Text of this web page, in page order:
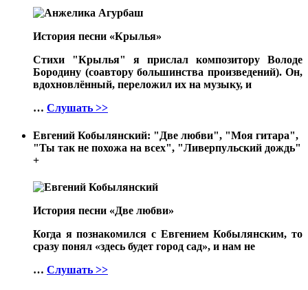
История песни «Крылья»
Стихи "Крылья" я прислал композитору Володе
Бородину (соавтору большинства произведений). Он,
вдохновлённый, переложил их на музыку, и
… Слушать >>
Евгений Кобылянский: "Две любви", "Моя гитара",
"Ты так не похожа на всех", "Ливерпульский дождь"
+
История песни «Две любви»
Когда я познакомился с Евгением Кобылянским, то
сразу понял «здесь будет город сад», и нам не
… Слушать >>